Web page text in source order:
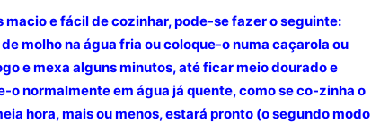
macio e fácil de cozinhar, pode-se fazer o seguinte:
molho na água fria ou coloque-o numa caçarola ou
e mexa alguns minutos, até ficar meio dourado e
o normalmente em água já quente, como se co-zinha o
hora, mais ou menos, estará pronto (o segundo modo